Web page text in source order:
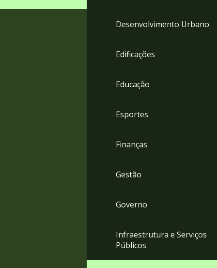
para
Desenvolvimento Urbano
Edificações
Educação
Esportes
Finanças
Gestão
Governo
Infraestrutura e Serviços
Públicos